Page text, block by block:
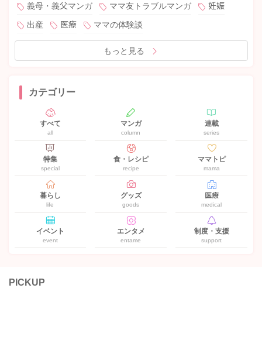
義母・義父マンガ
ママ友トラブルマンガ
妊娠
出産
医療 ママの体験談
もっと見る
カテゴリー
すべて
all
マンガ
column
連載
series
特集
special
食・レシピ
recipe
ママトピ
mama
暮らし
life
グッズ
goods
医療
medical
イベント
event
エンタメ
entame
制度・支援
support
PICKUP